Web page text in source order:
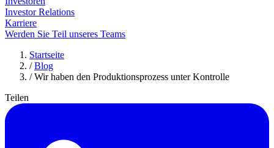
Investor Relations
Karriere
Werden Sie Teil unseres Teams
Startseite
/ Blog
/ Wir haben den Produktionsprozess unter Kontrolle
Teilen